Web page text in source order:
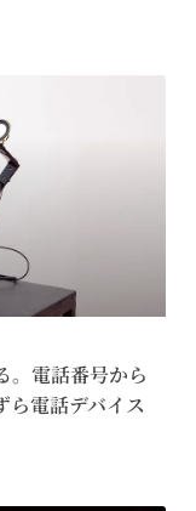
。電話番号から
ら電話デバイス